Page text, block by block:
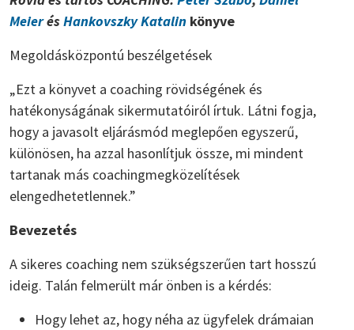
MeierésHankovszky Katalin könyve
Megoldásközpontú beszélgetések
„Ezt a könyvet a coaching rövidségének és
hatékonyságának sikermutatóiról írtuk. Látni fogja,
hogy a javasolt eljárásmód meglepően egyszerű,
különösen, ha azzal hasonlítjuk össze, mi mindent
tartanak más coachingmegközelítések
elengedhetetlennek.”
Bevezetés
A sikeres coaching nem szükségszerűen tart hosszú
ideig. Talán felmerült már önben is a kérdés:
Hogy lehet az, hogy néha az ügyfelek drámaian